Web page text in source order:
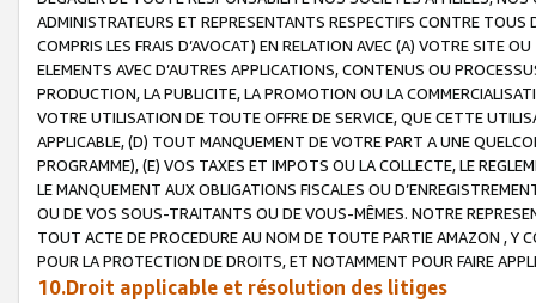
ADMINISTRATEURS ET REPRESENTANTS RESPECTIFS CONTRE
COMPRIS LES FRAIS D’AVOCAT) EN RELATION AVEC (A) VOTRE SITE
ELEMENTS AVEC D’AUTRES APPLICATIONS, CONTENUS OU
PRODUCTION, LA PUBLICITE, LA PROMOTION OU LA
VOTRE UTILISATION DE TOUTE OFFRE DE SERVICE, QUE CETTE
APPLICABLE, (D) TOUT MANQUEMENT DE VOTRE PART A UNE
PROGRAMME), (E) VOS TAXES ET IMPOTS OU LA COLLECTE, LE
LE MANQUEMENT AUX OBLIGATIONS FISCALES OU
OU DE VOS SOUS-TRAITANTS OU DE VOUS-MÊMES. NOTRE
TOUT ACTE DE PROCEDURE AU NOM DE TOUTE PARTIE AMAZON , Y
POUR LA PROTECTION DE DROITS, ET NOTAMMENT POUR FAIRE
10.Droit applicable et résolution des litiges